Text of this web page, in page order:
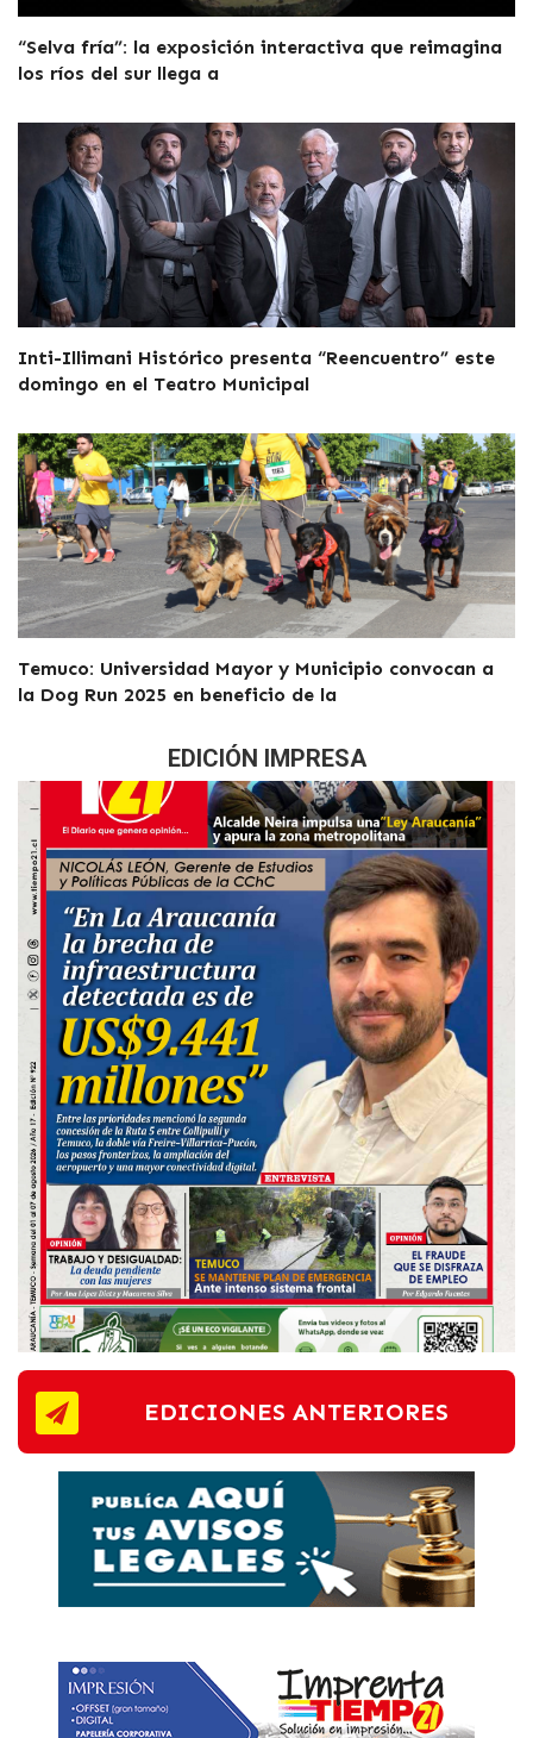
“Selva fría”: la exposición interactiva que reimagina
los ríos del sur llega a
Inti-Illimani Histórico presenta “Reencuentro” este
domingo en el Teatro Municipal
Temuco: Universidad Mayor y Municipio convocan a
la Dog Run 2025 en beneficio de la
EDICIÓN IMPRESA
EDICIONES ANTERIORES